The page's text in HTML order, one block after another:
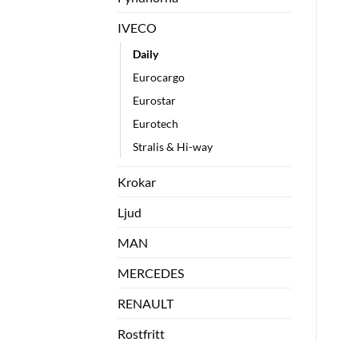
IVECO
Daily
Eurocargo
Eurostar
Eurotech
Stralis & Hi-way
Krokar
Ljud
MAN
MERCEDES
RENAULT
Rostfritt